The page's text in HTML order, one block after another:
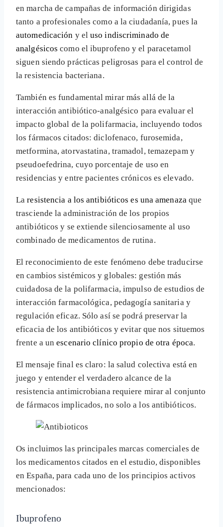
en marcha de campañas de información dirigidas
tanto a profesionales como a la ciudadanía, pues la
automedicación y eluso indiscriminado de
analgésicos como el ibuprofeno y el paracetamol
siguen siendo prácticas peligrosas para el control de
la resistencia bacteriana.
También es fundamental mirar más allá de la
interacción antibiótico-analgésico para evaluar el
impacto global de la polifarmacia, incluyendo todos
los fármacos citados: diclofenaco, furosemida,
metformina, atorvastatina, tramadol, temazepam y
pseudoefedrina, cuyo porcentaje de uso en
residencias y entre pacientes crónicos es elevado.
Laresistencia a los antibióticos es una amenazaque
trasciende la administración de los propios
antibióticos y se extiende silenciosamente al uso
combinado de medicamentos de rutina.
El reconocimiento de este fenómeno debe traducirse
en cambios sistémicos y globales: gestión más
cuidadosa de la polifarmacia, impulso de estudios de
interacción farmacológica, pedagogía sanitaria y
regulación eficaz. Sólo así se podrá preservar la
eficacia de los antibióticos y evitar que nos situemos
frente a unescenario clínico propio de otra época.
El mensaje final es claro: la salud colectiva está en
juego y entender el verdadero alcance de la
resistencia antimicrobiana requiere mirar al conjunto
de fármacos implicados, no solo a los antibióticos.
Os incluimos las principales marcas comerciales de
los medicamentos citados en el estudio, disponibles
en España, para cada uno de los principios activos
mencionados:
Ibuprofeno